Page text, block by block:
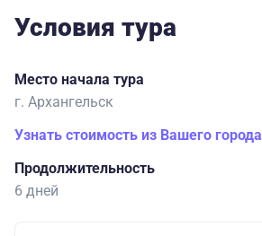
Условия тура
Место начала тура
г. Архангельск
Узнать стоимость из Вашего города
Продолжительность
6 дней